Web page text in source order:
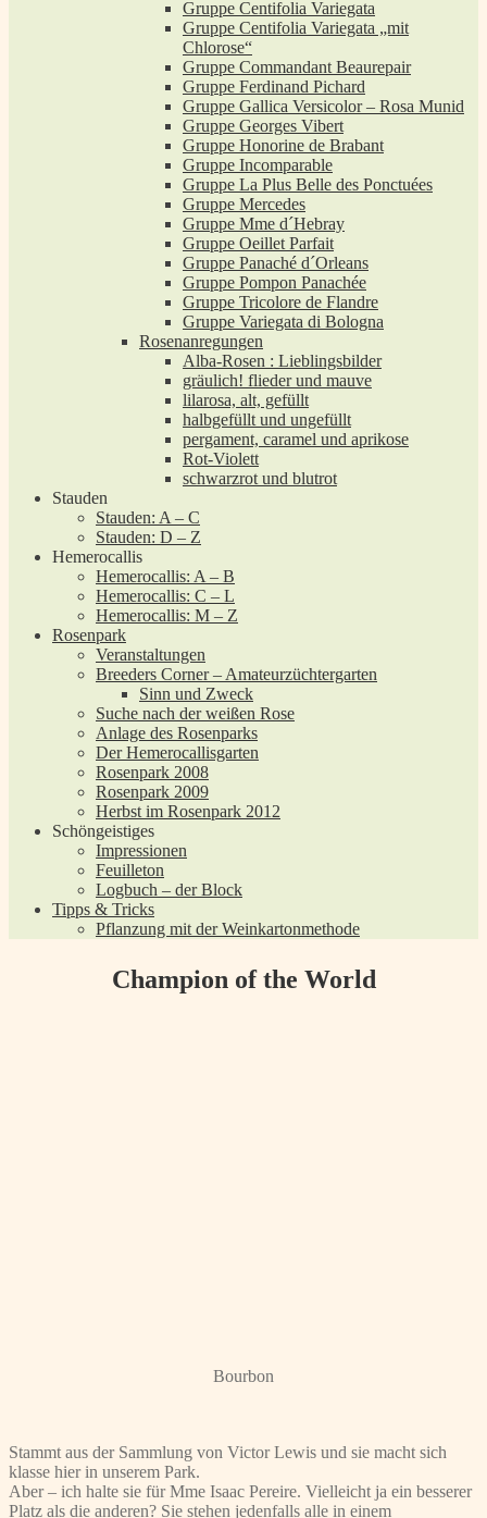
Gruppe Centifolia Variegata
Gruppe Centifolia Variegata „mit
Chlorose“
Gruppe Commandant Beaurepair
Gruppe Ferdinand Pichard
Gruppe Gallica Versicolor – Rosa Munid
Gruppe Georges Vibert
Gruppe Honorine de Brabant
Gruppe Incomparable
Gruppe La Plus Belle des Ponctuées
Gruppe Mercedes
Gruppe Mme d´Hebray
Gruppe Oeillet Parfait
Gruppe Panaché d´Orleans
Gruppe Pompon Panachée
Gruppe Tricolore de Flandre
Gruppe Variegata di Bologna
Rosenanregungen
Alba-Rosen : Lieblingsbilder
gräulich! flieder und mauve
lilarosa, alt, gefüllt
halbgefüllt und ungefüllt
pergament, caramel und aprikose
Rot-Violett
schwarzrot und blutrot
Stauden
Stauden: A – C
Stauden: D – Z
Hemerocallis
Hemerocallis: A – B
Hemerocallis: C – L
Hemerocallis: M – Z
Rosenpark
Veranstaltungen
Breeders Corner – Amateurzüchtergarten
Sinn und Zweck
Suche nach der weißen Rose
Anlage des Rosenparks
Der Hemerocallisgarten
Rosenpark 2008
Rosenpark 2009
Herbst im Rosenpark 2012
Schöngeistiges
Impressionen
Feuilleton
Logbuch – der Block
Tipps & Tricks
Pflanzung mit der Weinkartonmethode
Champion of the World
Bourbon
Stammt aus der Sammlung von Victor Lewis und sie macht sich
klasse hier in unserem Park.
Aber – ich halte sie für Mme Isaac Pereire. Vielleicht ja ein besserer
Platz als die anderen? Sie stehen jedenfalls alle in einem